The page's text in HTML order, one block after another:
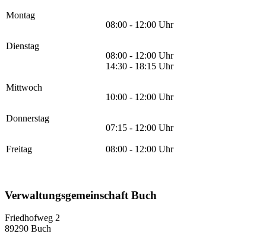
Montag
08:00 - 12:00 Uhr
Dienstag
08:00 - 12:00 Uhr
14:30 - 18:15 Uhr
Mittwoch
10:00 - 12:00 Uhr
Donnerstag
07:15 - 12:00 Uhr
Freitag 08:00 - 12:00 Uhr
Verwaltungsgemeinschaft Buch
Friedhofweg 2
89290 Buch